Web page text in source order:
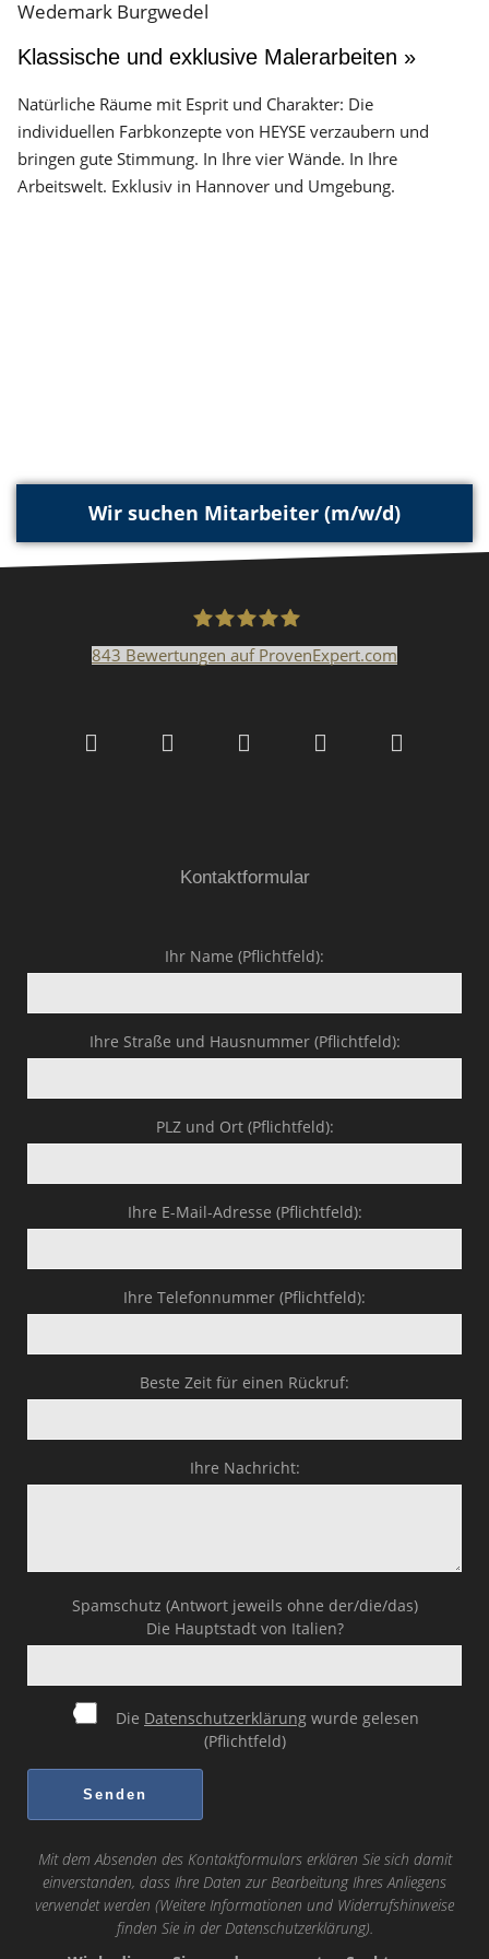
Klassische und exklusive Malerarbeiten »
Natürliche Räume mit Esprit und Charakter: Die
individuellen Farbkonzepte von HEYSE verzaubern und
bringen gute Stimmung. In Ihre vier Wände. In Ihre
Arbeitswelt. Exklusiv in Hannover und Umgebung.
Wir suchen Mitarbeiter (m/w/d)
GmbH & Co.KG
843 Bewertungen auf ProvenExpert.com
Kontaktformular
Ihr Name (Pflichtfeld):
Ihre Straße und Hausnummer (Pflichtfeld):
PLZ und Ort (Pflichtfeld):
Ihre E-Mail-Adresse (Pflichtfeld):
Ihre Telefonnummer (Pflichtfeld):
Beste Zeit für einen Rückruf:
Ihre Nachricht:
Spamschutz (Antwort jeweils ohne der/die/das)
Die Hauptstadt von Italien?
Die Datenschutzerklärung wurde gelesen
(Pflichtfeld)
Mit dem Absenden des Kontaktformulars erklären Sie sich damit
einverstanden, dass Ihre Daten zur Bearbeitung Ihres Anliegens
verwendet werden (Weitere Informationen und Widerrufshinweise
finden Sie in der Datenschutzerklärung).